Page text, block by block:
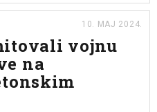
10. MAJ 2024.
vojnu
na